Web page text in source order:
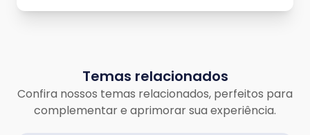
Temas relacionados
Confira nossos temas relacionados, perfeitos para
complementar e aprimorar sua experiência.